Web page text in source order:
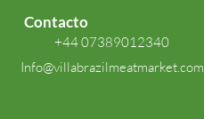
Contacto
+44 07389012340
Info@villabrazilmeatmarket.com